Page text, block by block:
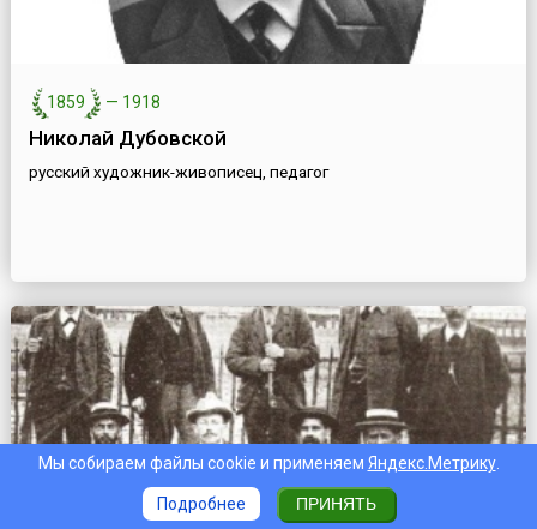
1859 — 1918
Николай Дубовской
русский художник-живописец, педагог
Мы собираем файлы cookie и применяем Яндекс.Метрику.
Подробнее ПРИНЯТЬ